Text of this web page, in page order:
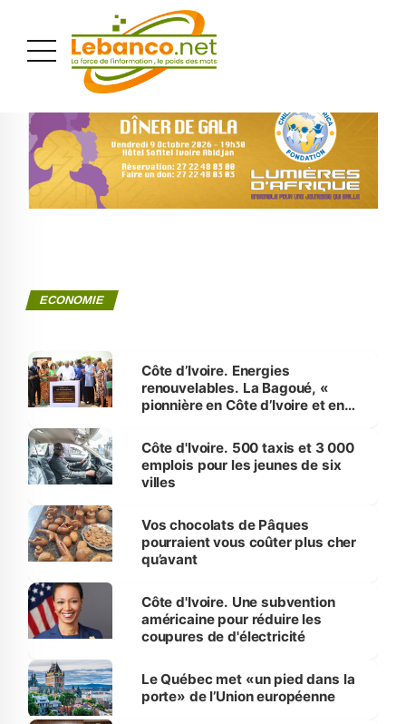
ECONOMIE
Côte d’Ivoire. Energies
renouvelables. La Bagoué, «
pionnière en Côte d’Ivoire et en
Côte d'Ivoire. 500 taxis et 3 000
emplois pour les jeunes de six
villes
Vos chocolats de Pâques
pourraient vous coûter plus cher
qu’avant
Côte d'Ivoire. Une subvention
américaine pour réduire les
coupures de d'électricité
Le Québec met «un pied dans la
porte» de l’Union européenne